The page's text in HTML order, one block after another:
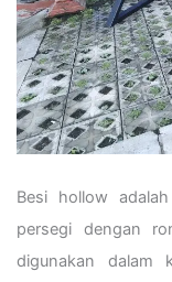
Besi hollow
persegi dengan
digunakan dalam